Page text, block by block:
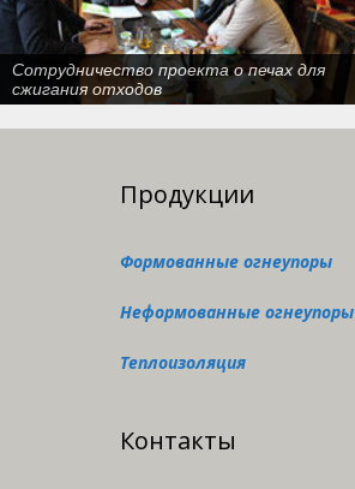
146 тонн огнеупорых кирпичей
экспортировалися в Кыргызстан
Продукции
Формованные огнеупоры
Неформованные огнеупоры
Теплоизоляция
Контакты